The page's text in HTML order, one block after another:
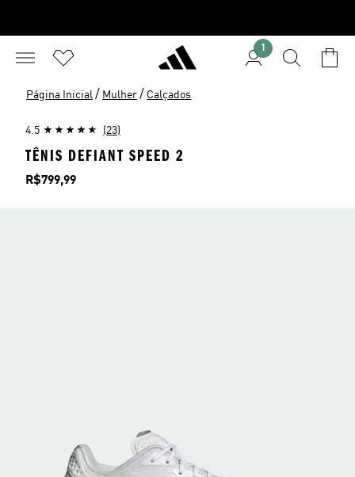
1
Página Inicial / Mulher / Calçados
4.5 (23)
TÊNIS DEFIANT SPEED 2
Preço
R$799,99